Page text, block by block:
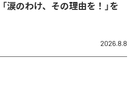
「涙のわけ、その理由を！」を
2026.8.8